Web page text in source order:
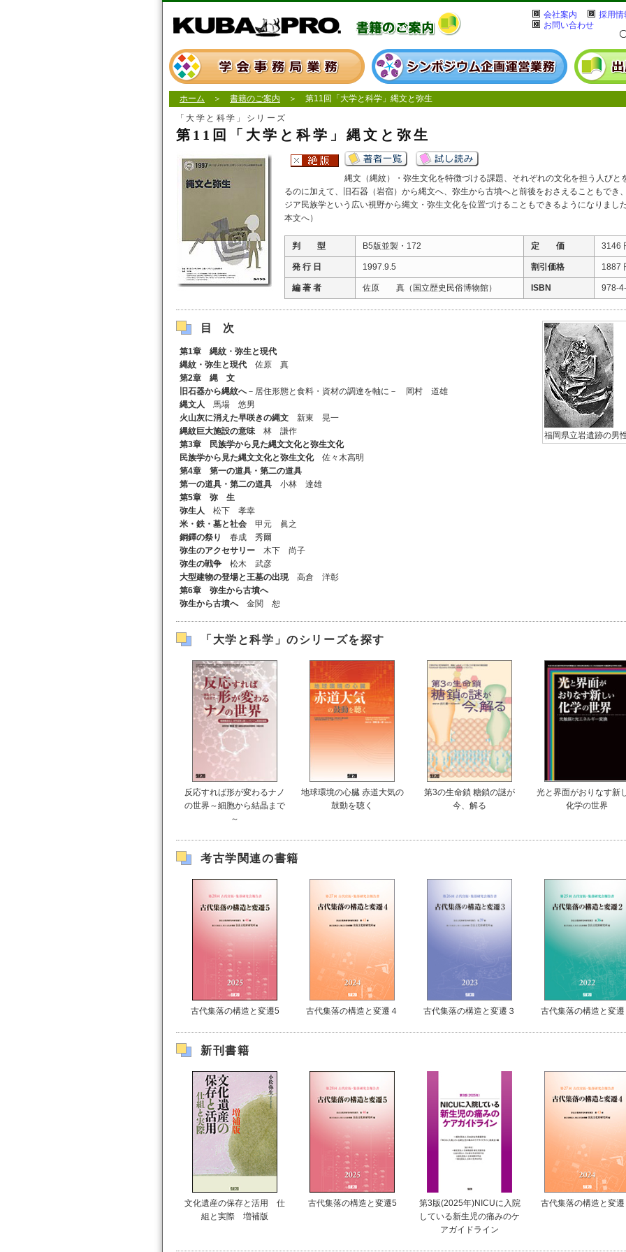
会社案内 採用情
お問い合わせ
ホーム ＞ 書籍のご案内 ＞ 第11回「大学と科学」縄文と弥生
「大学と科学」シリーズ
第11回「大学と科学」縄文と弥生
縄文（縄紋）・弥生文化を特徴づける課題、それぞれの文化を担う人びと
るのに加えて、旧石器（岩宿）から縄文へ、弥生から古墳へと前後をおさえることもでき
ジア民族学という広い視野から縄文・弥生文化を位置づけることもできるようになりまし
本文へ）
判 型 B5版並製・172 定 価 3146
発 行 日 1997.9.5 割引価格 1887
編 著 者 佐原 真（国立歴史民俗博物館） ISBN 978-
福岡県立岩遺跡の男
目次
第1章 縄紋・弥生と現代
縄紋・弥生と現代 佐原 真
第2章 縄 文
旧石器から縄紋へ－居住形態と食料・資材の調達を軸に－ 岡村 道雄
縄文人 馬場 悠男
火山灰に消えた早咲きの縄文 新東 晃一
縄紋巨大施設の意味 林 謙作
第3章 民族学から見た縄文文化と弥生文化
民族学から見た縄文文化と弥生文化佐々木高明
第4章 第一の道具・第二の道具
第一の道具・第二の道具 小林 達雄
第5章 弥 生
弥生人 松下 孝幸
米・鉄・墓と社会 甲元 眞之
銅鐸の祭り
春成 秀爾
弥生のアクセサリー 木下 尚子
弥生の戦争 松木 武彦
大型建物の登場と王墓の出現高倉 洋彰
第6章 弥生から古墳へ
弥生から古墳へ金関 恕
「大学と科学」のシリーズを探す
反応すれば形が変わるナノ
の世界～細胞から結晶まで
～
地球環境の心臓 赤道大気の
鼓動を聴く
第3の生命鎖 糖鎖の謎が
今、解る
光と界面がおりなす新
化学の世界
考古学関連の書籍
古代集落の構造と変遷5 古代集落の構造と変遷４ 古代集落の構造と変遷３ 古代集落の構造と変遷
新刊書籍
文化遺産の保存と活用 仕
組と実際 増補版
古代集落の構造と変遷5
第3版(2025年)NICUに入院
している新生児の痛みのケ
アガイドライン
古代集落の構造と変遷